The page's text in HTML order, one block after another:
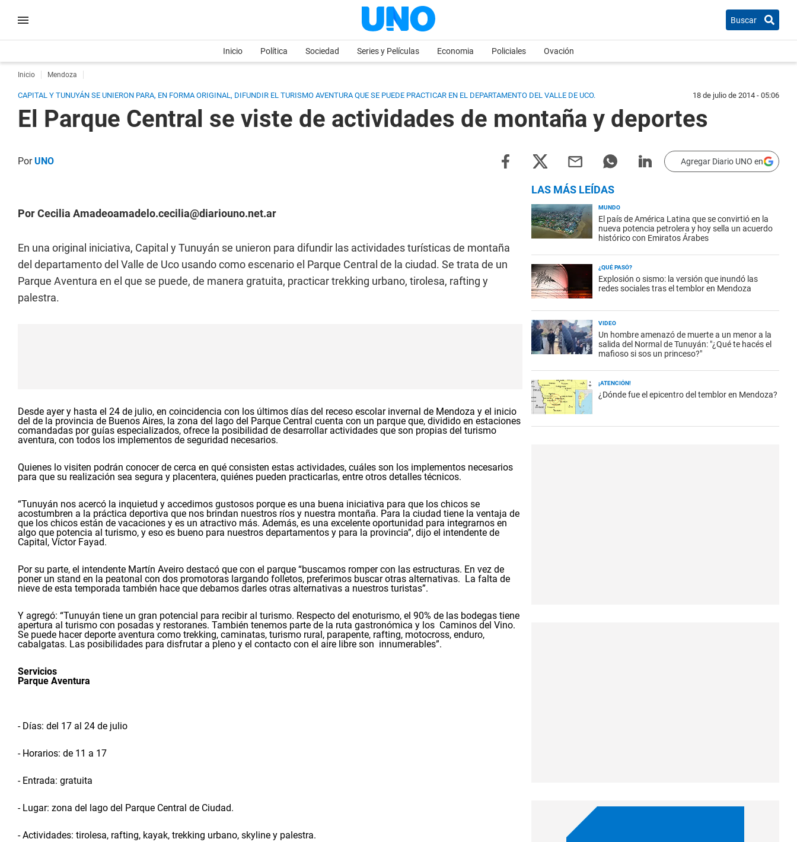
Buscar
Inicio Política Sociedad Series y Películas Economia Policiales Ovación
Inicio Mendoza
CAPITAL Y TUNUYÁN SE UNIERON PARA, EN FORMA ORIGINAL, DIFUNDIR EL TURISMO AVENTURA QUE SE PUEDE PRACTICAR EN EL DEPARTAMENTO DEL VALLE DE UCO. 18 de julio de 2014 - 05:06
El Parque Central se viste de actividades de montaña y deportes
PorUNO Agregar Diario UNO en
Por Cecilia Amadeoamadelo.cecilia@diariouno.net.ar
En una original iniciativa, Capital y Tunuyán se unieron para difundir las actividades turísticas de montaña
del departamento del Valle de Uco usando como escenario el Parque Central de la ciudad. Se trata de un
Parque Aventura en el que se puede, de manera gratuita, practicar trekking urbano, tirolesa, rafting y
palestra.
Desde ayer y hasta el 24 de julio, en coincidencia con los últimos días del receso escolar invernal de Mendoza y el inicio
del de la provincia de Buenos Aires, la zona del lago del Parque Central cuenta con un parque que, dividido en estaciones
comandadas por guías especializados, ofrece la posibilidad de desarrollar actividades que son propias del turismo
aventura, con todos los implementos de seguridad necesarios.
Quienes lo visiten podrán conocer de cerca en qué consisten estas actividades, cuáles son los implementos necesarios
para que su realización sea segura y placentera, quiénes pueden practicarlas, entre otros detalles técnicos.
“Tunuyán nos acercó la inquietud y accedimos gustosos porque es una buena iniciativa para que los chicos se
acostumbren a la práctica deportiva que nos brindan nuestros ríos y nuestra montaña. Para la ciudad tiene la ventaja de
que los chicos están de vacaciones y es un atractivo más. Además, es una excelente oportunidad para integrarnos en
algo que potencia al turismo, y eso es bueno para nuestros departamentos y para la provincia”, dijo el intendente de
Capital, Víctor Fayad.
Por su parte, el intendente Martín Aveiro destacó que con el parque “buscamos romper con las estructuras. En vez de
poner un stand en la peatonal con dos promotoras largando folletos, preferimos buscar otras alternativas. La falta de
nieve de esta temporada también hace que debamos darles otras alternativas a nuestros turistas”.
Y agregó: “Tunuyán tiene un gran potencial para recibir al turismo. Respecto del enoturismo, el 90% de las bodegas tiene
apertura al turismo con posadas y restoranes. También tenemos parte de la ruta gastronómica y los Caminos del Vino.
Se puede hacer deporte aventura como trekking, caminatas, turismo rural, parapente, rafting, motocross, enduro,
cabalgatas. Las posibilidades para disfrutar a pleno y el contacto con el aire libre son innumerables”.
Servicios
Parque Aventura
- Días: del 17 al 24 de julio
- Horarios: de 11 a 17
- Entrada: gratuita
- Lugar: zona del lago del Parque Central de Ciudad.
- Actividades: tirolesa, rafting, kayak, trekking urbano, skyline y palestra.
LAS MÁS LEÍDAS
MUNDO
El país de América Latina que se convirtió en la
nueva potencia petrolera y hoy sella un acuerdo
histórico con Emiratos Árabes
¿QUÉ PASÓ?
Explosión o sismo: la versión que inundó las
redes sociales tras el temblor en Mendoza
VIDEO
Un hombre amenazó de muerte a un menor a la
salida del Normal de Tunuyán: "¿Qué te hacés el
mafioso si sos un princeso?"
¡ATENCIÓN!
¿Dónde fue el epicentro del temblor en Mendoza?